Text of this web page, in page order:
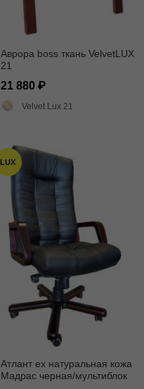
Аврора boss ткань VelvetLUX
21
21 880
Velvet Lux 21
LUX
Атлант ех натуральная кожа
Мадрас черная/мультиблок